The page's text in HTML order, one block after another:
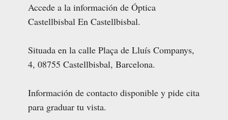
Accede a la información de Óptica
Castellbisbal En Castellbisbal.
Situada en la calle Plaça de Lluís Companys,
4, 08755 Castellbisbal, Barcelona.
Información de contacto disponible y pide cita
para graduar tu vista.